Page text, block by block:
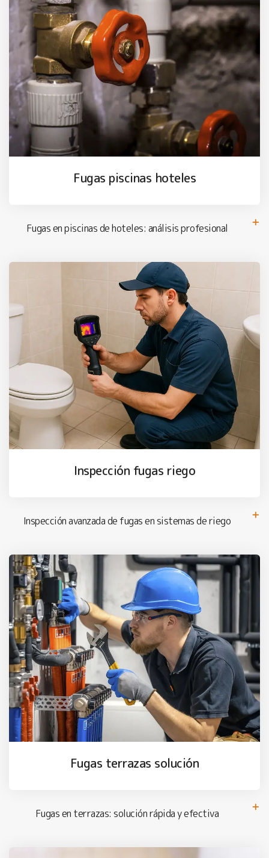
Fugas piscinas hoteles
Fugas en piscinas de hoteles: análisis profesional
Inspección fugas riego
Inspección avanzada de fugas en sistemas de riego
Fugas terrazas solución
Fugas en terrazas: solución rápida y efectiva